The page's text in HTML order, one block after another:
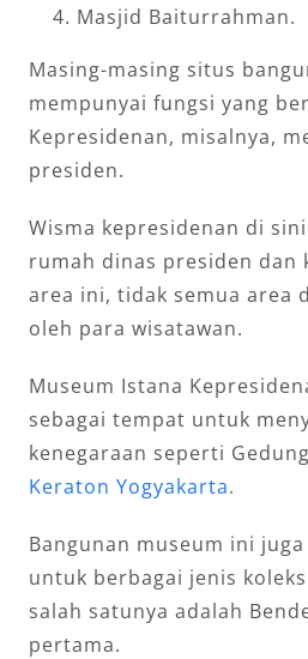
Masjid Baiturrahman.
Masing-masing situs
mempunyai fungsi yang
Kepresidenan, misalnya,
presiden.
Wisma kepresidenan di
rumah dinas presiden dan
area ini, tidak semua area
oleh para wisatawan.
Museum Istana
sebagai tempat untuk
kenegaraan seperti
Keraton Yogyakarta.
Bangunan museum ini
untuk berbagai jenis
salah satunya adalah
pertama.